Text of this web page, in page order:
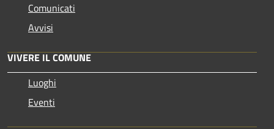
Comunicati
Avvisi
VIVERE IL COMUNE
Luoghi
Eventi